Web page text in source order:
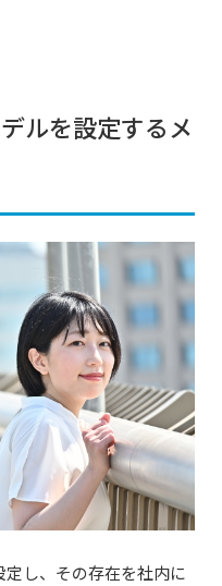
ルを設定するメ
し、その存在を社内に